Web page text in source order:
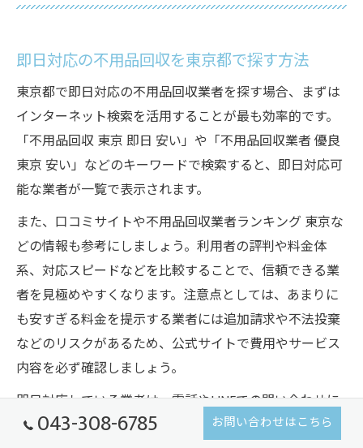
即日対応の不用品回収を東京都で探す方法
東京都で即日対応の不用品回収業者を探す場合、まずは
インターネット検索を活用することが最も効率的です。
「不用品回収 東京 即日 安い」や「不用品回収業者 優良
東京 安い」などのキーワードで検索すると、即日対応可
能な業者が一覧で表示されます。
また、口コミサイトや不用品回収業者ランキング 東京な
どの情報も参考にしましょう。利用者の評判や料金体
系、対応スピードなどを比較することで、信頼できる業
者を見極めやすくなります。注意点としては、あまりに
も安すぎる料金を提示する業者には追加請求や不法投棄
などのリスクがあるため、公式サイトで費用やサービス
内容を必ず確認しましょう。
即日対応している業者は、電話やLINEでの問い合わせに
すぐ反応してくれる場合が多いので、急ぎの際は問い合
043-308-6785 お問い合わせはこちら